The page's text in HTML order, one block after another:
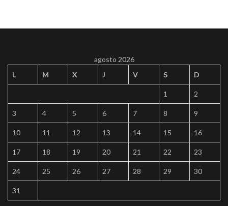
agosto 2026
L
M X J V S D
1 2
3 4 5 6 7 8 9
10 11 12 13 14 15 16
17 18 19 20 21 22 23
24 25 26 27 28 29 30
31